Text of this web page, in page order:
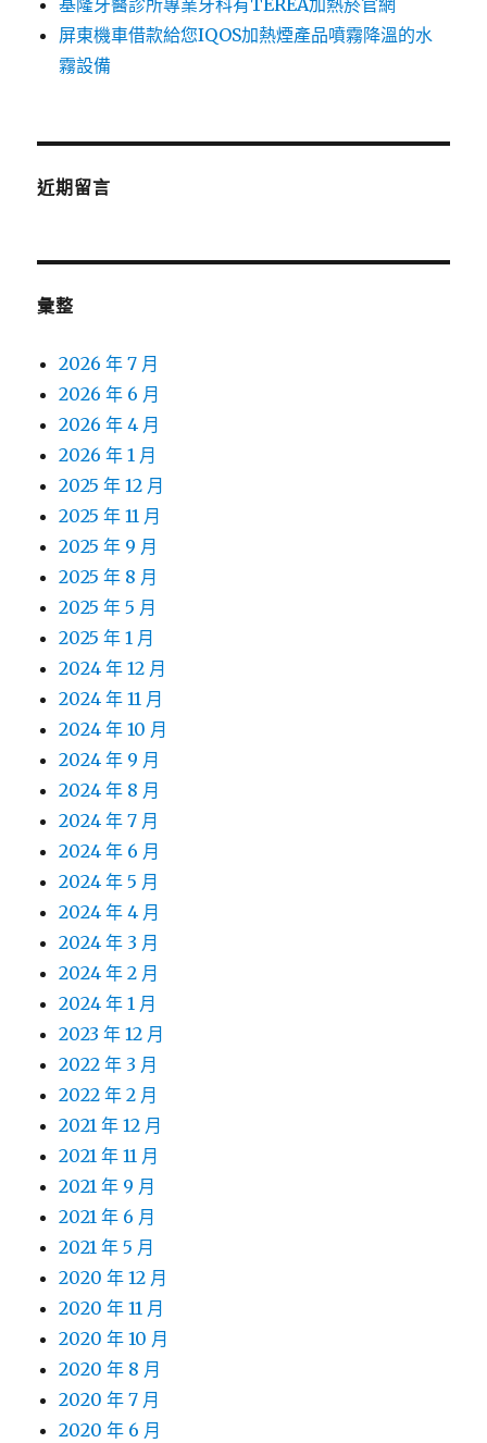
基隆牙醫診所專業牙科有TEREA加熱菸官網
屏東機車借款給您IQOS加熱煙產品噴霧降溫的水
霧設備
近期留言
彙整
2026 年 7 月
2026 年 6 月
2026 年 4 月
2026 年 1 月
2025 年 12 月
2025 年 11 月
2025 年 9 月
2025 年 8 月
2025 年 5 月
2025 年 1 月
2024 年 12 月
2024 年 11 月
2024 年 10 月
2024 年 9 月
2024 年 8 月
2024 年 7 月
2024 年 6 月
2024 年 5 月
2024 年 4 月
2024 年 3 月
2024 年 2 月
2024 年 1 月
2023 年 12 月
2022 年 3 月
2022 年 2 月
2021 年 12 月
2021 年 11 月
2021 年 9 月
2021 年 6 月
2021 年 5 月
2020 年 12 月
2020 年 11 月
2020 年 10 月
2020 年 8 月
2020 年 7 月
2020 年 6 月